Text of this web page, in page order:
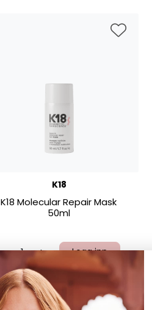
K18
K18 Molecular Repair Mask
50ml
- + Logg inn